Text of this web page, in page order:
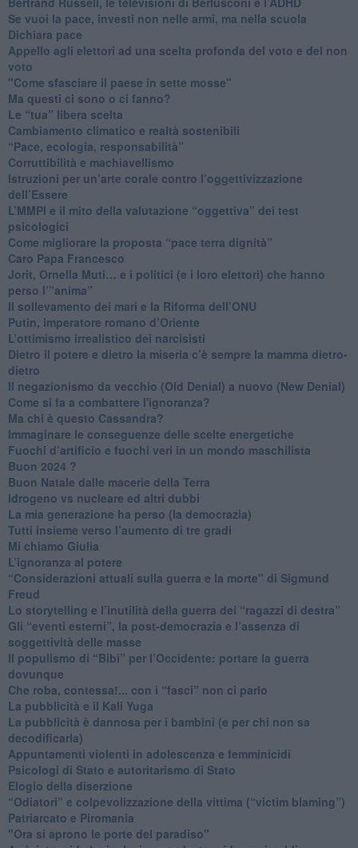
​Se vuoi la pace, investi non nelle armi, ma nella scuola
​Dichiara pace
​Appello agli elettori ad una scelta profonda del voto e del non
voto
"Come sfasciare il paese in sette mosse"
​Ma questi ci sono o ci fanno?
​Le “tua” libera scelta
Cambiamento climatico e realtà sostenibili
“Pace, ecologia, responsabilità”
​Corruttibilità e machiavellismo
Istruzioni per un’arte corale contro l’oggettivizzazione
dell’Essere
​L’MMPI e il mito della valutazione “oggettiva” dei test
psicologici
Come migliorare la proposta “pace terra dignità”
Caro Papa Francesco
​Jorit, Ornella Muti… e i politici (e i loro elettori) che hanno
perso l’”anima”
​Il sollevamento dei mari e la Riforma dell’ONU
Putin, imperatore romano d’Oriente
​L’ottimismo irrealistico dei narcisisti
​Dietro il potere e dietro la miseria c’è sempre la mamma dietro-
dietro
Il negazionismo da vecchio (Old Denial) a nuovo (New Denial)
Come si fa a combattere l'ignoranza?
Ma chi è questo Cassandra?
Immaginare le conseguenze delle scelte energetiche
​Fuochi d’artificio e fuochi veri in un mondo maschilista
Buon 2024 ?
​Buon Natale dalle macerie della Terra
​Idrogeno vs nucleare ed altri dubbi
​La mia generazione ha perso (la democrazia)
​Tutti insieme verso l’aumento di tre gradi
Mi chiamo Giulia
L’ignoranza al potere
​“Considerazioni attuali sulla guerra e la morte" di Sigmund
Freud
​Lo storytelling e l’inutilità della guerra dei “ragazzi di destra”
​Gli “eventi esterni”, la post-democrazia e l’assenza di
soggettività delle masse
​Il populismo di “Bibi” per l’Occidente: portare la guerra
dovunque
​Che roba, contessa!... con i “fasci” non ci parlo
La pubblicità e il Kali Yuga
​La pubblicità è dannosa per i bambini (e per chi non sa
decodificarla)
​Appuntamenti violenti in adolescenza e femminicidi
​Psicologi di Stato e autoritarismo di Stato
Elogio della diserzione
“Odiatori” e colpevolizzazione della vittima (“victim blaming”)
​Patriarcato e Piromania
"Ora si aprono le porte del paradiso"